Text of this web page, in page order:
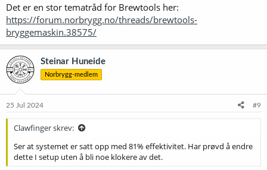
Det er en stor tematråd for Brewtools her:
https://forum.norbrygg.no/threads/brewtools-
bryggemaskin.38575/
Steinar Huneide
Norbrygg-medlem
25 Jul 2024 #9
Clawfinger skrev:
Ser at systemet er satt opp med 81% effektivitet. Har prøvd å endre
dette I setup uten å bli noe klokere av det.